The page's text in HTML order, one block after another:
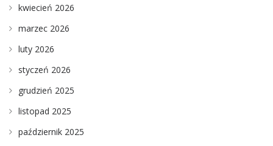
kwiecień 2026
marzec 2026
luty 2026
styczeń 2026
grudzień 2025
listopad 2025
październik 2025